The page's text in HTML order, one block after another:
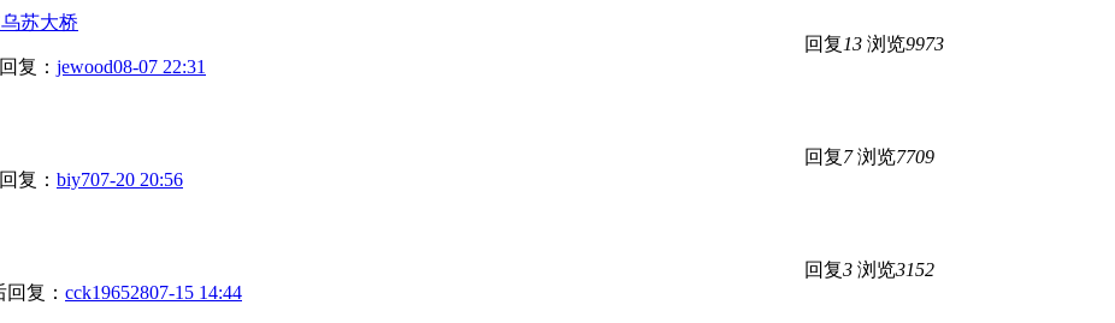
苏大桥
复： jewood08-07 22:31
回复13 浏览9973
复： biy707-20 20:56
回复7 浏览7709
回复： cck19652807-15 14:44
回复3 浏览3152